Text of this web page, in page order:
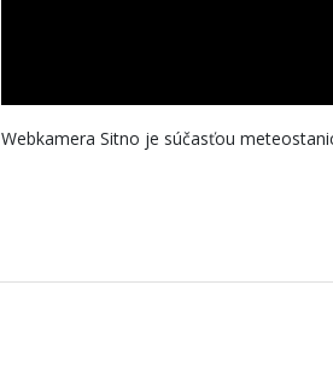
Webkamera Sitno je súčasťou